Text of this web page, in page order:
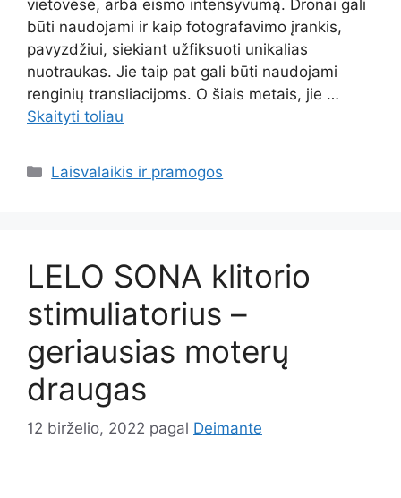
vietovėse, arba eismo intensyvumą. Dronai gali
būti naudojami ir kaip fotografavimo įrankis,
pavyzdžiui, siekiant užfiksuoti unikalias
nuotraukas. Jie taip pat gali būti naudojami
renginių transliacijoms. O šiais metais, jie …
Skaityti toliau
Kategorijos
Laisvalaikis ir pramogos
LELO SONA klitorio
stimuliatorius –
geriausias moterų
draugas
12 birželio, 2022 pagal Deimante